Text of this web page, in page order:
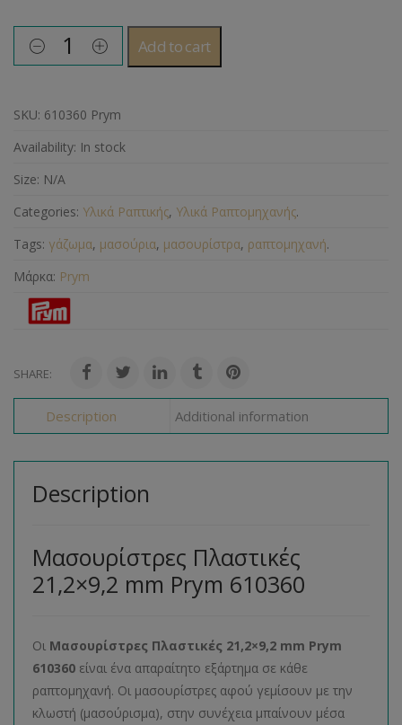
Add to cart
SKU: 610360 Prym
Availability: In stock
Size: N/A
Categories: Υλικά Ραπτικής, Υλικά Ραπτομηχανής.
Tags: γάζωμα, μασούρια, μασουρίστρα, ραπτομηχανή.
Μάρκα: Prym
SHARE:
Description Additional information
Description
Μασουρίστρες Πλαστικές
21,2×9,2 mm Prym 610360
Οι Μασουρίστρες Πλαστικές 21,2×9,2 mm Prym
610360 είναι ένα απαραίτητο εξάρτημα σε κάθε
ραπτομηχανή. Οι μασουρίστρες αφού γεμίσουν με την
κλωστή (μασούρισμα), στην συνέχεια μπαίνουν μέσα